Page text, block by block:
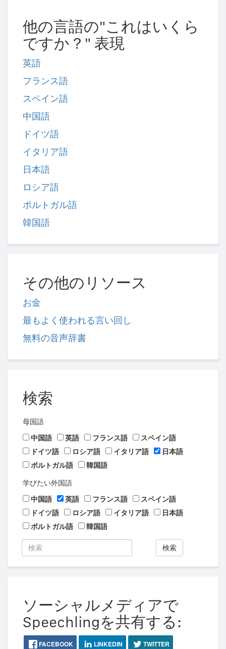
他の言語の"これはいくら
ですか？" 表現
英語
フランス語
スペイン語
中国語
ドイツ語
イタリア語
日本語
ロシア語
ポルトガル語
韓国語
その他のリソース
お金
最もよく使われる言い回し
無料の音声辞書
検索
母国語
中国語
英語 フランス語
スペイン語
ドイツ語
ロシア語 イタリア語
日本語
ポルトガル語
韓国語
学びたい外国語
中国語
英語 フランス語
スペイン語
ドイツ語
ロシア語 イタリア語
日本語
ポルトガル語
韓国語
検索
ソーシャルメディアで
Speechlingを共有する:
FACEBOOK LINKEDIN
TWITTER